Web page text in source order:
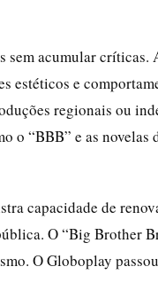
sem acumular
estéticos e
regionais ou
o “BBB” e as
capacidade de
O “Big Brother
O Globoplay